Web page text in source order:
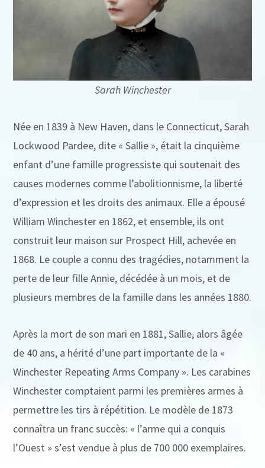
Sarah Winchester
Née en 1839 à New Haven, dans le Connecticut, Sarah
Lockwood Pardee, dite « Sallie », était la cinquième
enfant d’une famille progressiste qui soutenait des
causes modernes comme l’abolitionnisme, la liberté
d’expression et les droits des animaux. Elle a épousé
William Winchester en 1862, et ensemble, ils ont
construit leur maison sur Prospect Hill, achevée en
1868. Le couple a connu des tragédies, notamment la
perte de leur fille Annie, décédée à un mois, et de
plusieurs membres de la famille dans les années 1880.
Après la mort de son mari en 1881, Sallie, alors âgée
de 40 ans, a hérité d’une part importante de la «
Winchester Repeating Arms Company ». Les carabines
Winchester comptaient parmi les premières armes à
permettre les tirs à répétition. Le modèle de 1873
connaîtra un franc succès: « l’arme qui a conquis
l’Ouest » s’est vendue à plus de 700 000 exemplaires.